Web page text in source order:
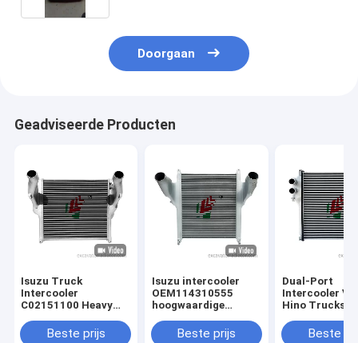
Doorgaan
Geadviseerde Producten
Isuzu Truck
Intercooler
C02151100 Heavy
Hoogwaardige
Beste prijs
Isuzu intercooler
OEM114310555
hoogwaardige
warmteafvoer
Beste prijs
Dual-Port
Intercooler
Hino Trucks
aluminium
Beste